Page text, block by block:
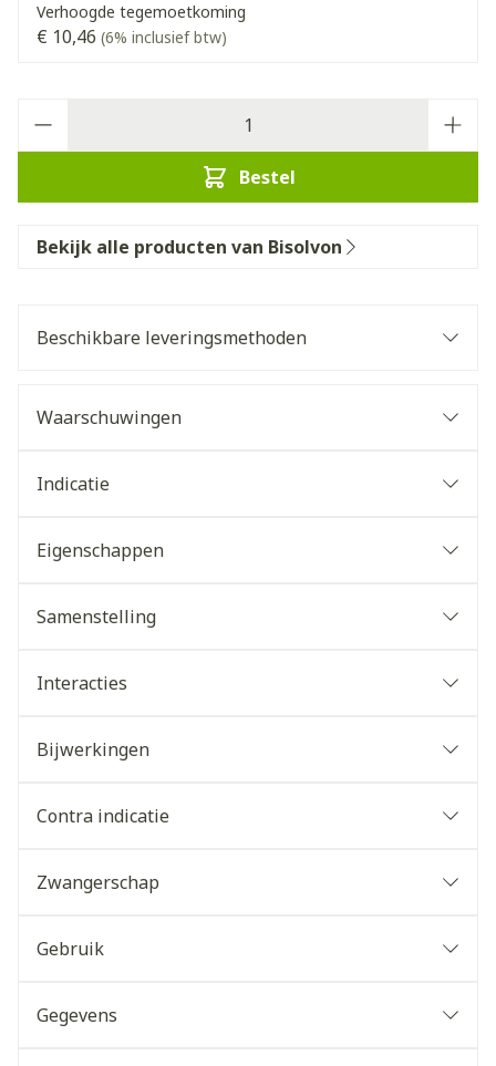
Verhoogde tegemoetkoming
€ 10,46 (6% inclusief btw)
Bestel
Bekijk alle producten van Bisolvon
Beschikbare leveringsmethoden
Waarschuwingen
Indicatie
Eigenschappen
Samenstelling
Interacties
Bijwerkingen
Contra indicatie
Zwangerschap
Gebruik
Gegevens